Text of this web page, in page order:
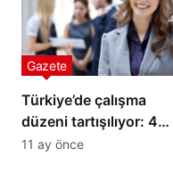
Türkiye’de çalışma
düzeni tartışılıyor: 4
gün çalış 3 gün dinlen
Gazete
11 ay önce